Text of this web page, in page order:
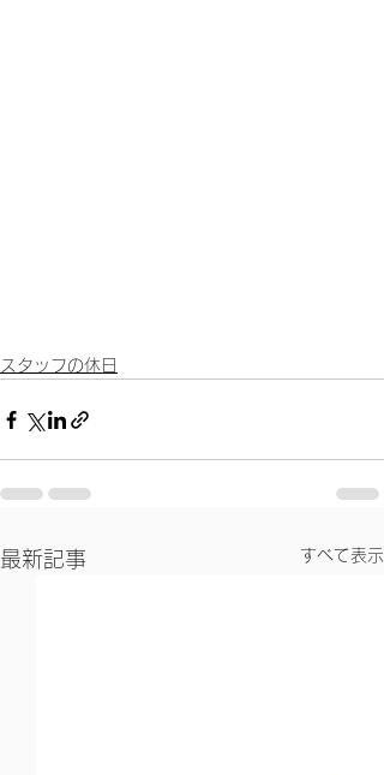
スタッフの休日
最新記事 すべて表示